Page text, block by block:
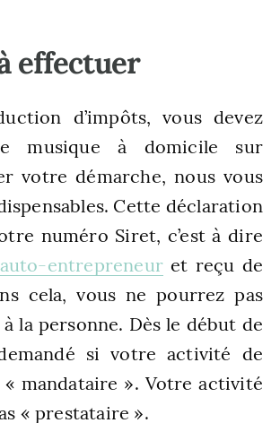
effectuer
d’impôts, vous devez
musique à domicile sur
votre démarche, nous vous
Cette déclaration
numéro Siret, c’est à dire
entrepreneur et reçu de
cela, vous ne pourrez pas
la personne. Dès le début de
si votre activité de
mandataire ». Votre activité
« prestataire ».